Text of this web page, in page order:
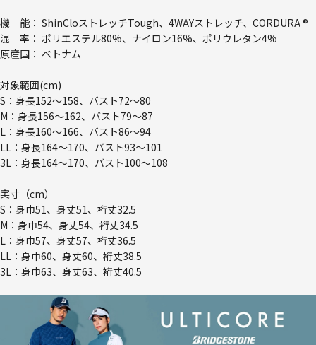
機 能： ShinCloストレッチTough、4WAYストレッチ、CORDURA ®
混 率： ポリエステル80%、ナイロン16%、ポリウレタン4%
原産国： ベトナム
対象範囲(cm)
S：身長152～158、バスト72～80
M：身長156～162、バスト79～87
L：身長160～166、バスト86～94
LL：身長164～170、バスト93～101
3L：身長164～170、バスト100～108
実寸（cm）
S：身巾51、身丈51、裄丈32.5
M：身巾54、身丈54、裄丈34.5
L：身巾57、身丈57、裄丈36.5
LL：身巾60、身丈60、裄丈38.5
3L：身巾63、身丈63、裄丈40.5